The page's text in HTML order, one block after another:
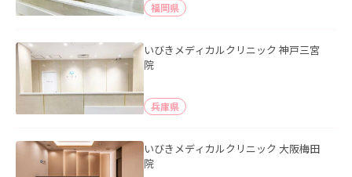
福岡県
いびきメディカルクリニック 神戸三宮
院
兵庫県
いびきメディカルクリニック 大阪梅田
院